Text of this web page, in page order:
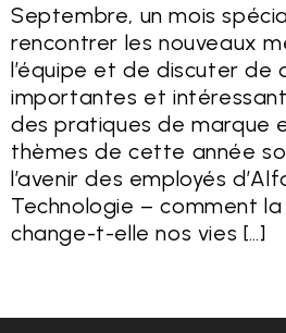
Septembre, un mois
rencontrer les nouveaux
l’équipe et de discuter de
importantes et
des pratiques de marque
thèmes de cette année
l’avenir des employés
Technologie – comment
change-t-elle nos vies […]